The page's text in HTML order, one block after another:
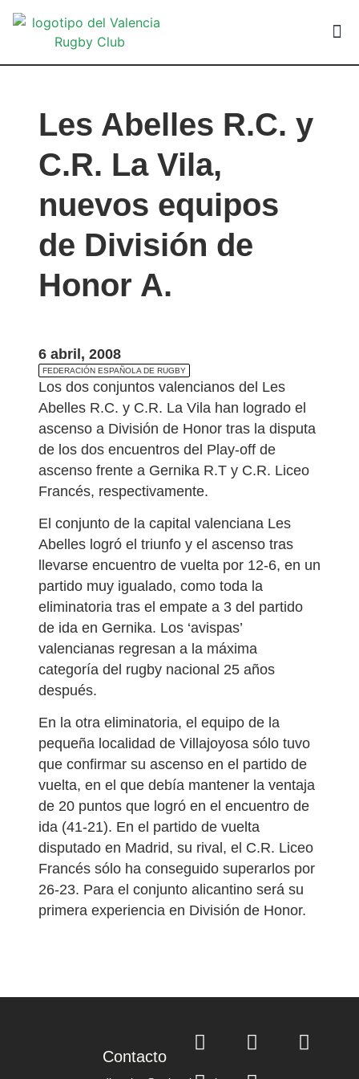
Les Abelles R.C. y
C.R. La Vila,
nuevos equipos
de División de
Honor A.
6 abril, 2008
FEDERACIÓN ESPAÑOLA DE RUGBY
Los dos conjuntos valencianos del Les
Abelles R.C. y C.R. La Vila han logrado el
ascenso a División de Honor tras la disputa
de los dos encuentros del Play-off de
ascenso frente a Gernika R.T y C.R. Liceo
Francés, respectivamente.
El conjunto de la capital valenciana Les
Abelles logró el triunfo y el ascenso tras
llevarse encuentro de vuelta por 12-6, en un
partido muy igualado, como toda la
eliminatoria tras el empate a 3 del partido
de ida en Gernika. Los ‘avispas’
valencianas regresan a la máxima
categoría del rugby nacional 25 años
después.
En la otra eliminatoria, el equipo de la
pequeña localidad de Villajoyosa sólo tuvo
que confirmar su ascenso en el partido de
vuelta, en el que debía mantener la ventaja
de 20 puntos que logró en el encuentro de
ida (41-21). En el partido de vuelta
disputado en Madrid, su rival, el C.R. Liceo
Francés sólo ha conseguido superarlos por
26-23. Para el conjunto alicantino será su
primera experiencia en División de Honor.
Contacto